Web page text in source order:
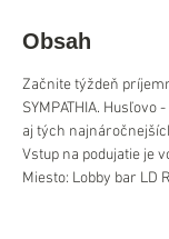
Obsah
Začnite týždeň
SYMPATHIA.
aj tých
Vstup na podujatie je
Miesto: Lobby bar LD